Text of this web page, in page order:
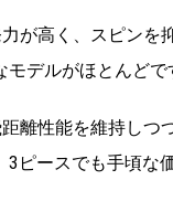
が高く、スピン
デルがほとんど
離性能を維持し
ピースでも手頃な